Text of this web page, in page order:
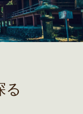
レット）
る